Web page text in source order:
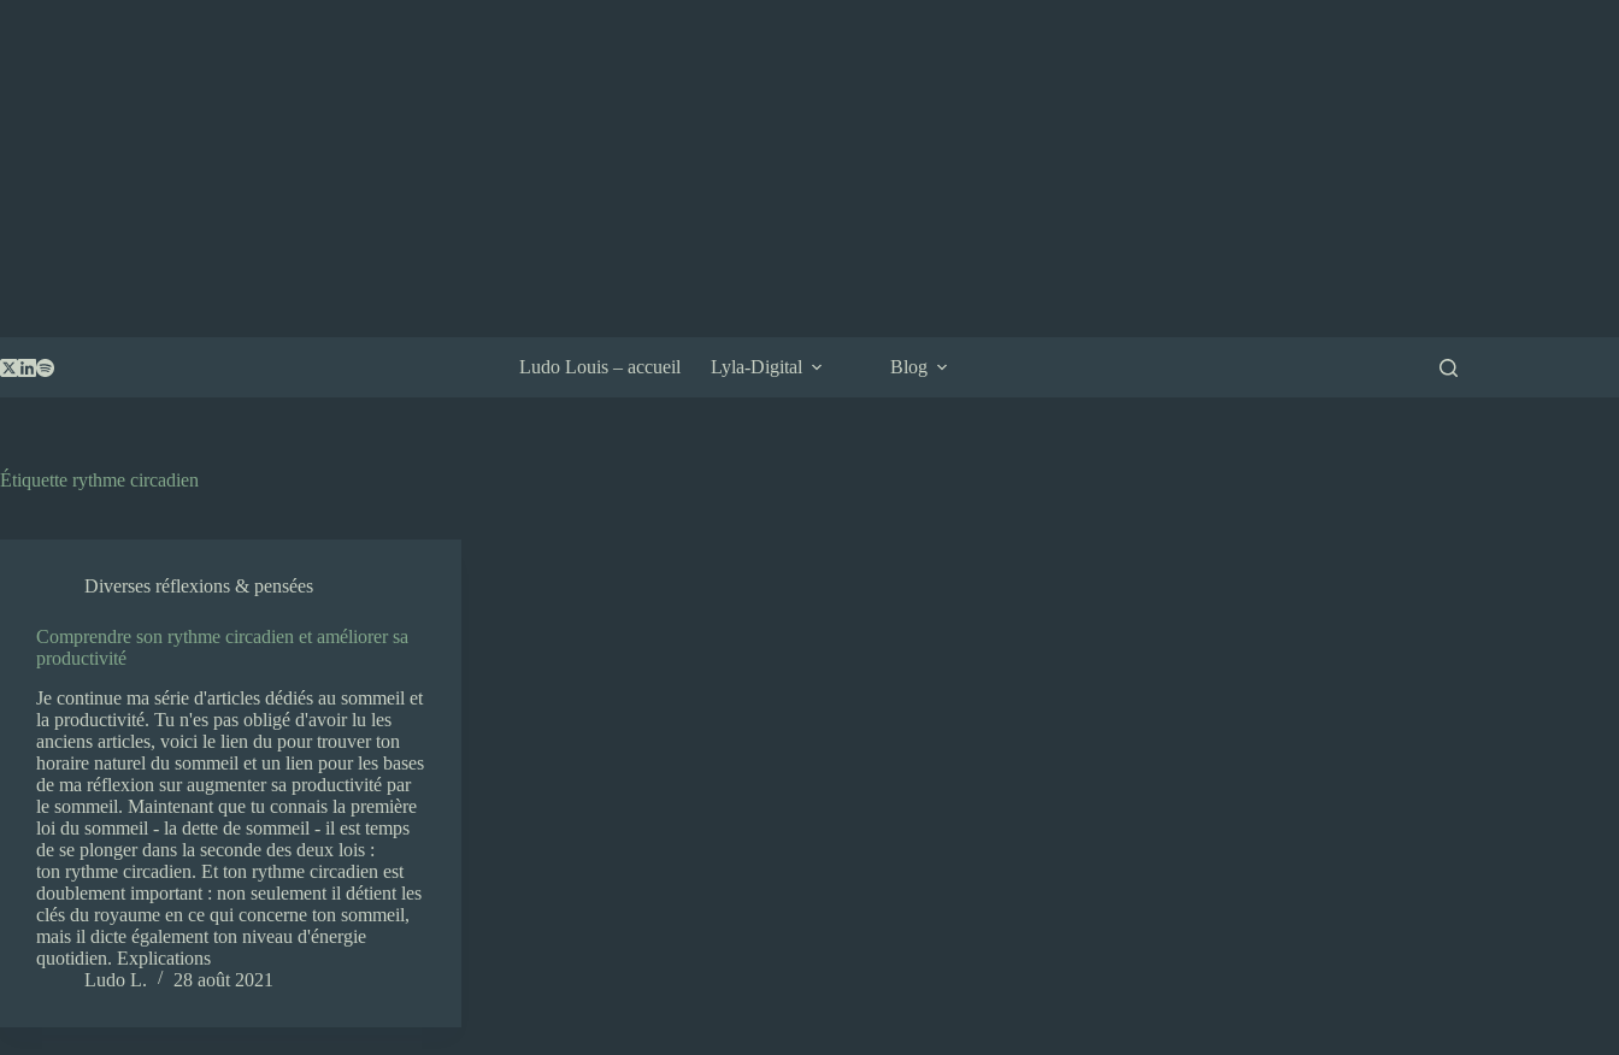
au
Ludo Louis – accueil Lyla-Digital Blog
Étiquette rythme circadien
Diverses réflexions & pensées
Comprendre son rythme circadien et améliorer sa
productivité
Je continue ma série d'articles dédiés au sommeil et
la productivité. Tu n'es pas obligé d'avoir lu les
anciens articles, voici le lien du pour trouver ton
horaire naturel du sommeil et un lien pour les bases
de ma réflexion sur augmenter sa productivité par
le sommeil. Maintenant que tu connais la première
loi du sommeil - la dette de sommeil - il est temps
de se plonger dans la seconde des deux lois :
ton rythme circadien. Et ton rythme circadien est
doublement important : non seulement il détient les
clés du royaume en ce qui concerne ton sommeil,
mais il dicte également ton niveau d'énergie
quotidien. Explications
Ludo L.
28 août 2021